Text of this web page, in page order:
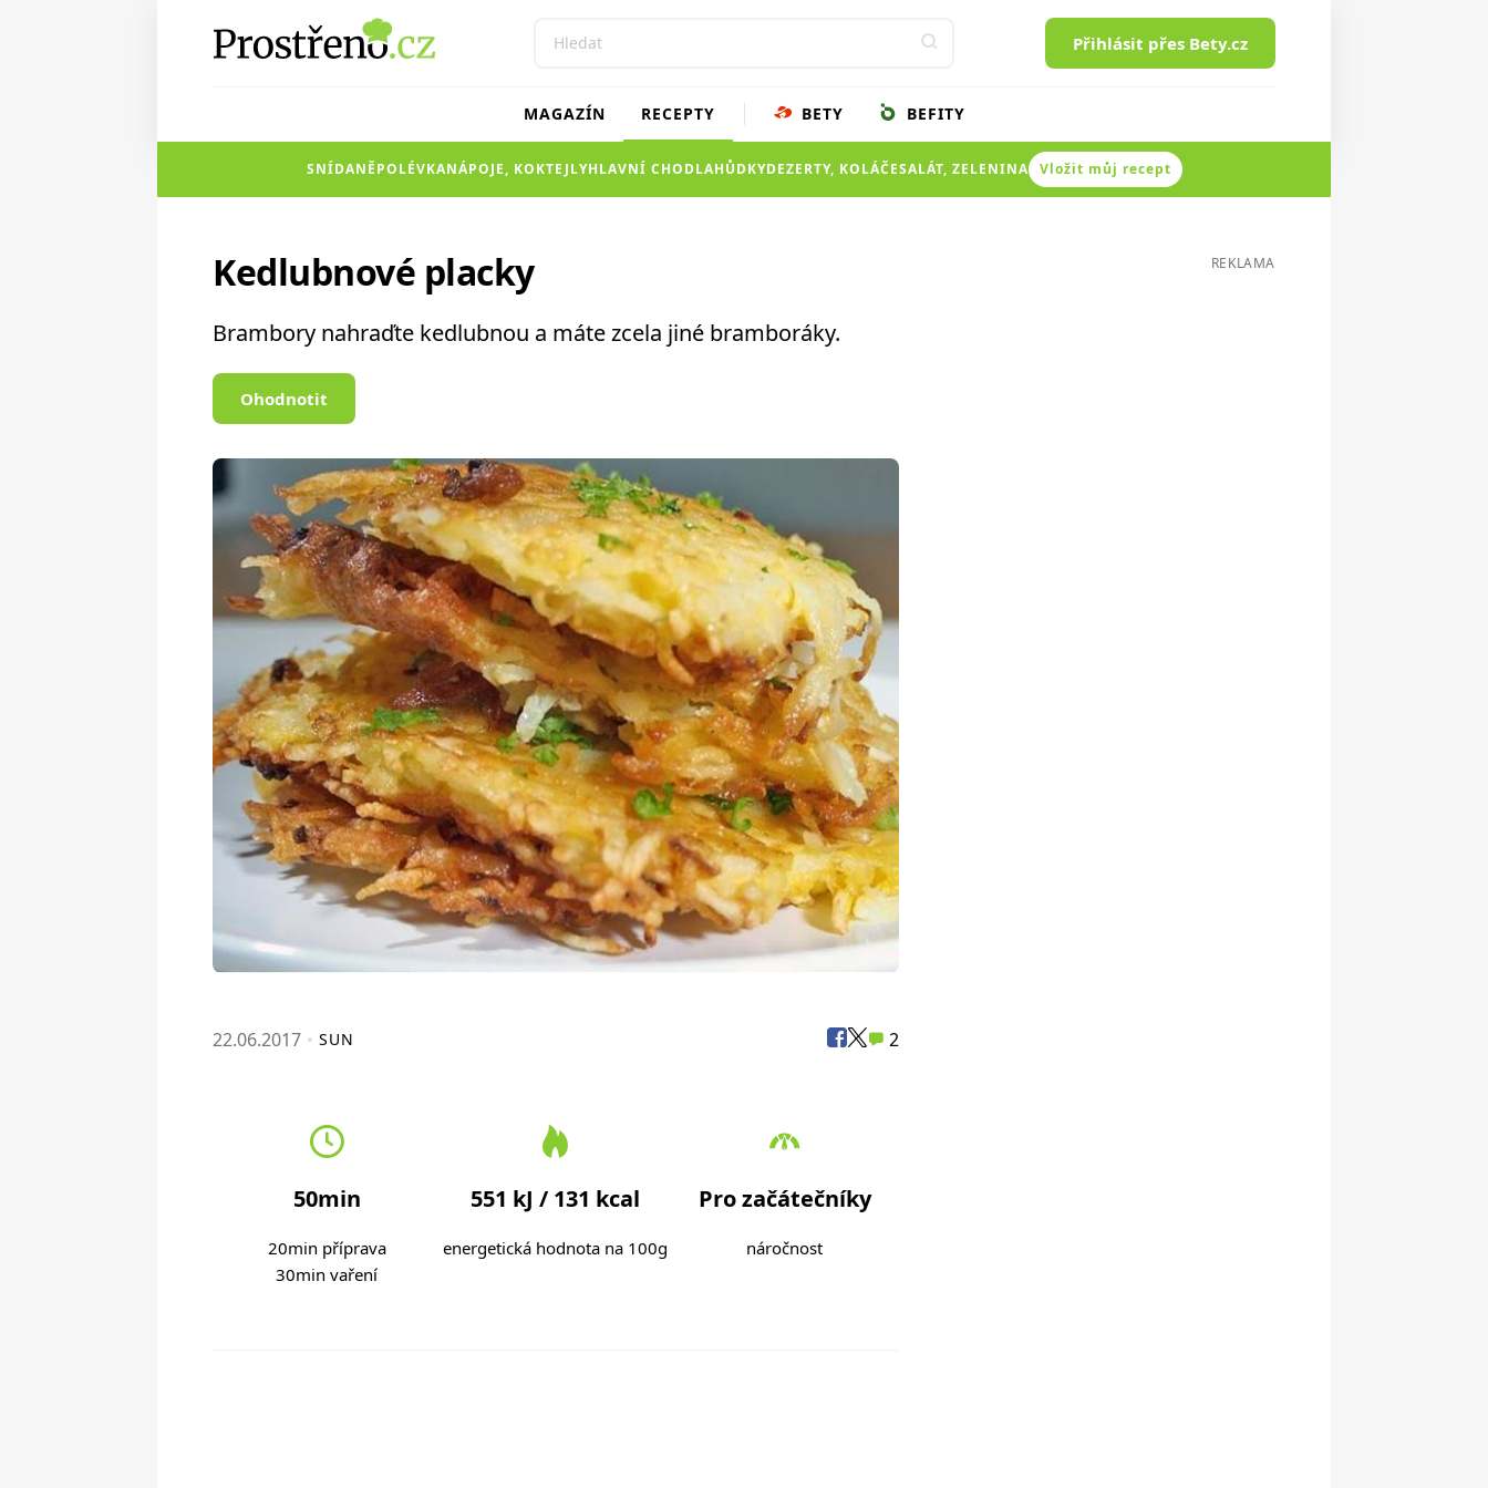
Přihlásit přes Bety.cz
MAGAZÍN RECEPTY BETY BEFITY
SNÍDANĚPOLÉVKANÁPOJE, KOKTEJLYHLAVNÍ CHODLAHŮDKYDEZERTY, KOLÁČESALÁT, ZELENINA Vložit můj recept
Kedlubnové placky
Brambory nahraďte kedlubnou a máte zcela jiné bramboráky.
Ohodnotit
22.06.2017 SUN 2
50min
20min příprava
30min vaření
551 kJ / 131 kcal
energetická hodnota na 100g
Pro začátečníky
náročnost
REKLAMA